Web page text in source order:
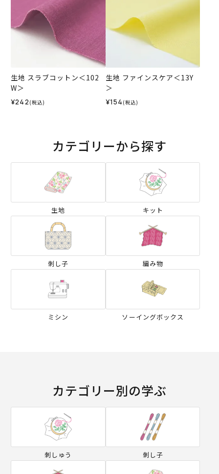
生地 スラブコットン＜102
W＞
¥242 (税込)
生地 ファインスケア＜13Y
＞
¥154 (税込)
カテゴリーから探す
生地 キット
刺し子 編み物
ミシン ソーイングボックス
カテゴリー別の学ぶ
刺しゅう 刺し子